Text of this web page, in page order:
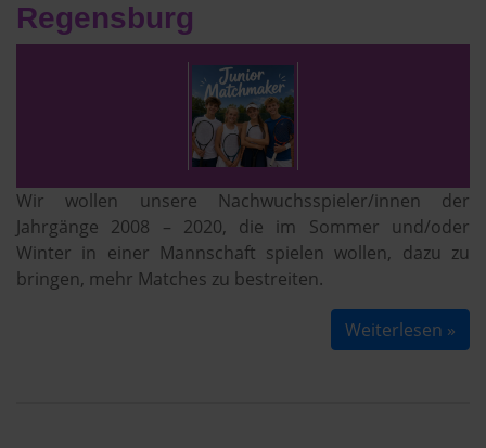
Regensburg
Wir wollen unsere Nachwuchsspieler/innen der
Jahrgänge 2008 – 2020, die im Sommer und/oder
Winter in einer Mannschaft spielen wollen, dazu zu
bringen, mehr Matches zu bestreiten.
Weiterlesen »